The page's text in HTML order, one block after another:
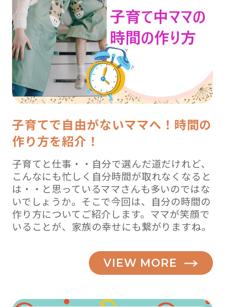
子育てで自由がないママへ！時間の
作り方を紹介！
子育てと仕事・・自分で選んだ道だけれど、
こんなにも忙しく自分時間が取れなくなると
は・・と思っているママさんも多いのではな
いでしょうか。そこで今回は、自分の時間の
作り方についてご紹介します。ママが笑顔で
いることが、家族の幸せにも繋がりますね。
VIEW MORE